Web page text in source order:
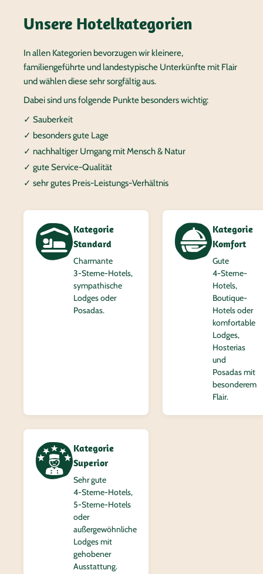
Unsere Hotelkategorien
In allen Kategorien bevorzugen wir kleinere,
familiengeführte und landestypische Unterkünfte mit Flair
und wählen diese sehr sorgfältig aus.
Dabei sind uns folgende Punkte besonders wichtig:
✓ Sauberkeit
✓ besonders gute Lage
✓ nachhaltiger Umgang mit Mensch & Natur
✓ gute Service-Qualität
✓ sehr gutes Preis-Leistungs-Verhältnis
Kategorie
Standard
Charmante
3‑Sterne-Hotels,
sympathische
Lodges oder
Posadas.
Kategorie
Komfort
Gute
4‑Sterne-
Hotels,
Boutique-
Hotels oder
komfortable
Lodges,
Hosterias
und
Posadas mit
besonderem
Flair.
Kategorie
Superior
Sehr gute
4‑Sterne-Hotels,
5‑Sterne-Hotels
oder
außergewöhnliche
Lodges mit
gehobener
Ausstattung.